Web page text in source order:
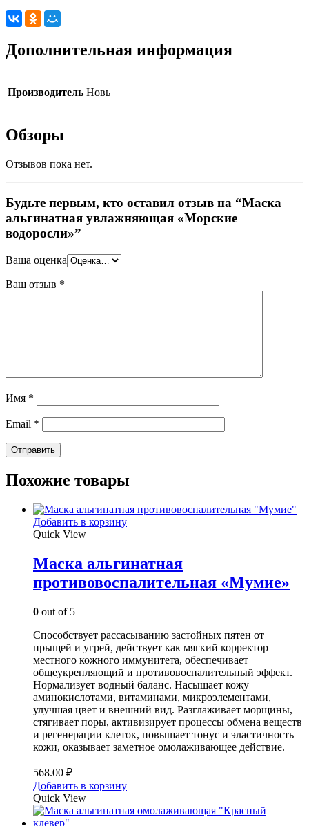
Дополнительная информация
Производитель Новь
Обзоры
Отзывов пока нет.
Будьте первым, кто оставил отзыв на “Маска
альгинатная увлажняющая «Морские
водоросли»”
Ваша оценка
Ваш отзыв *
Имя *
Email *
Похожие товары
Добавить в корзину
Quick View
Маска альгинатная
противовоспалительная «Мумие»
0 out of 5
Способствует рассасыванию застойных пятен от
прыщей и угрей, действует как мягкий корректор
местного кожного иммунитета, обеспечивает
общеукрепляющий и противовоспалительный эффект.
Нормализует водный баланс. Насыщает кожу
аминокислотами, витаминами, микроэлементами,
улучшая цвет и внешний вид. Разглаживает морщины,
стягивает поры, активизирует процессы обмена веществ
и регенерации клеток, повышает тонус и эластичность
кожи, оказывает заметное омолаживающее действие.
568.00 ₽
Добавить в корзину
Quick View